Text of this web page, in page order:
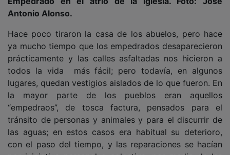
Antonio Alonso.
ya mucho tiempo que los empedrados desaparecieron
prácticamente y las calles asfaltadas nos hicieron a
todos la vida más fácil; pero todavía, en algunos
lugares, quedan vestigios aislados de lo que fueron. En
la mayor parte de los pueblos eran aquellos
“empedraos”, de tosca factura, pensados para el
tránsito de personas y animales y para el discurrir de
las aguas; en estos casos era habitual su deterioro,
con el paso del tiempo, y las reparaciones se hacían
por iniciativa personal o colectiva, por medio de las